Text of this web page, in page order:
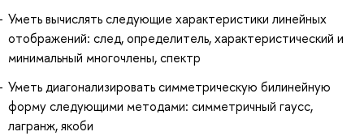
Уметь вычислять следующие характеристики линейных
отображений: след, определитель, характеристический и
минимальный многочлены, спектр
Уметь диагонализировать симметрическую билинейную
форму следующими методами: симметричный гаусс,
лагранж, якоби